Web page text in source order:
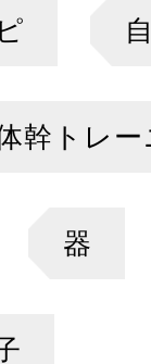
幹トレ
器